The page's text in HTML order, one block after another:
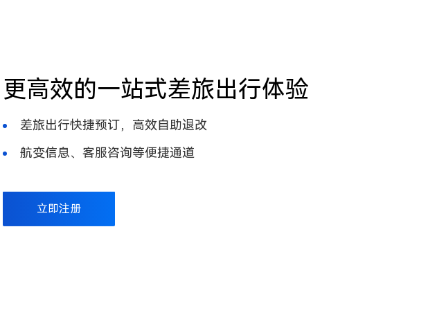
更高效的一站式差旅出行体验
差旅出行快捷预订，高效自助退改
航变信息、客服咨询等便捷通道
立即注册